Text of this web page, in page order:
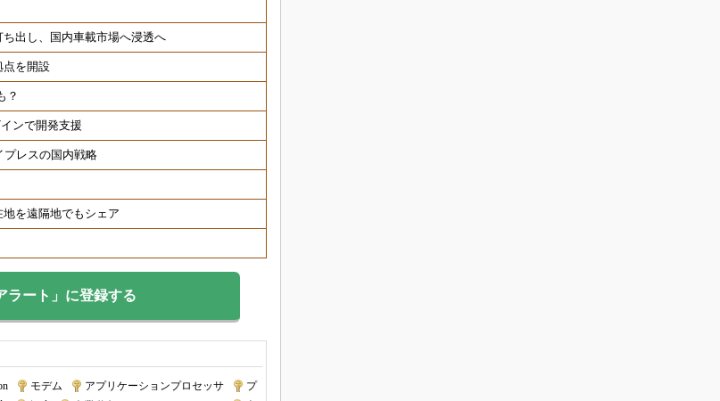
出し、国内車載市場へ浸透へ
点を開設
？
ンで開発支援
プレスの国内戦略
を遠隔地でもシェア
ラート」に登録する
モデム アプリケーションプロセッサ
プ